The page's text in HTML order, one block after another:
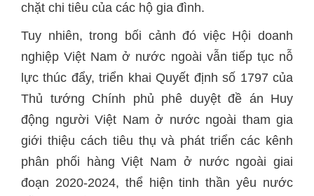
chặt chi tiêu của các hộ gia đình.
Tuy nhiên, trong bối cảnh đó việc Hội doanh
nghiệp Việt Nam ở nước ngoài vẫn tiếp tục nỗ
lực thúc đẩy, triển khai Quyết định số 1797 của
Thủ tướng Chính phủ phê duyệt đề án Huy
động người Việt Nam ở nước ngoài tham gia
giới thiệu cách tiêu thụ và phát triển các kênh
phân phối hàng Việt Nam ở nước ngoài giai
đoạn 2020-2024, thể hiện tinh thần yêu nước